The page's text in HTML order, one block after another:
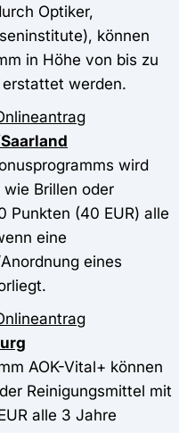
Optiker,
können
in Höhe von bis zu
werden.
wird
Brillen oder
Punkten (40 EUR) alle
eine
eines
AOK-Vital+ können
Reinigungsmittel mit
alle 3 Jahre